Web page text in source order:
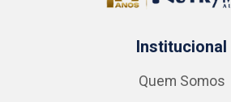
Institucional
Quem Somos